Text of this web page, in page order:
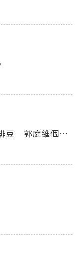
展覽︰《我們在等阿維回來烘咖啡豆—郭庭維個展》